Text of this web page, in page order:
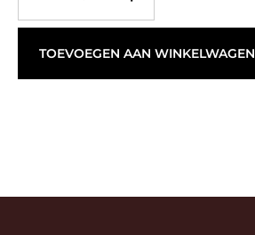
TOEVOEGEN AAN WINKELWAGEN